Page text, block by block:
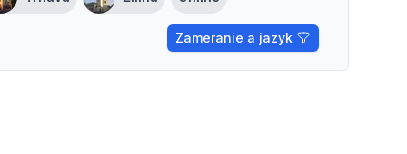
Zameranie a jazyk